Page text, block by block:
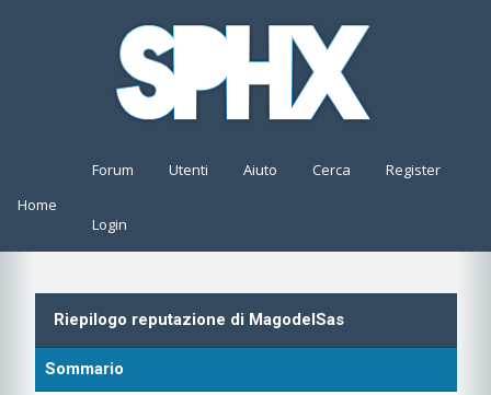
Home
Forum Utenti Aiuto Cerca Register
Login
Riepilogo reputazione di MagodelSas
Sommario